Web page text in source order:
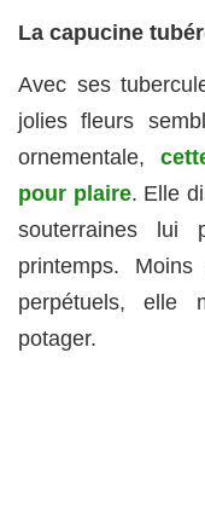
La capucine
Avec ses
jolies fleurs
ornementale,
pour plaire. Elle
souterraines lui
printemps.
perpétuels, elle
potager.